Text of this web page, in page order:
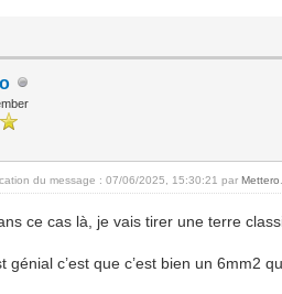
du message : 07/06/2025, 15:30:21 parMettero
ce cas là, je vais tirer une terre
génial c’est que c’est bien un 6mm2